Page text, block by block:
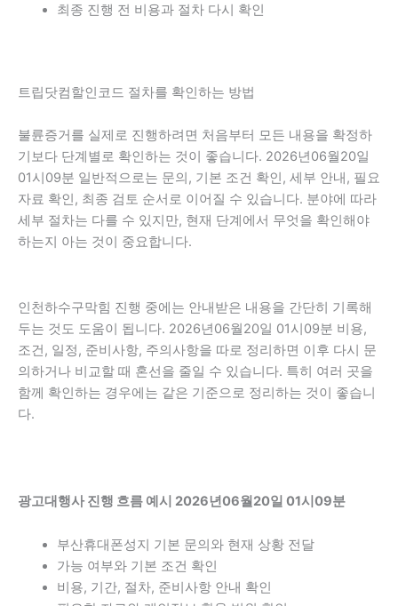
최종 진행 전 비용과 절차 다시 확인
트립닷컴할인코드 절차를 확인하는 방법
불륜증거를 실제로 진행하려면 처음부터 모든 내용을 확정하
기보다 단계별로 확인하는 것이 좋습니다. 2026년06월20일
01시09분 일반적으로는 문의, 기본 조건 확인, 세부 안내, 필요
자료 확인, 최종 검토 순서로 이어질 수 있습니다. 분야에 따라
세부 절차는 다를 수 있지만, 현재 단계에서 무엇을 확인해야
하는지 아는 것이 중요합니다.
인천하수구막힘 진행 중에는 안내받은 내용을 간단히 기록해
두는 것도 도움이 됩니다. 2026년06월20일 01시09분 비용,
조건, 일정, 준비사항, 주의사항을 따로 정리하면 이후 다시 문
의하거나 비교할 때 혼선을 줄일 수 있습니다. 특히 여러 곳을
함께 확인하는 경우에는 같은 기준으로 정리하는 것이 좋습니
다.
광고대행사 진행 흐름 예시 2026년06월20일 01시09분
부산휴대폰성지 기본 문의와 현재 상황 전달
가능 여부와 기본 조건 확인
비용, 기간, 절차, 준비사항 안내 확인